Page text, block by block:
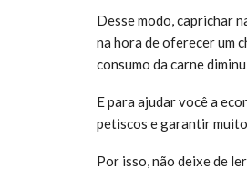
Desse modo, caprichar
na hora de oferecer um
consumo da carne
E para ajudar você a
petiscos e garantir
Por isso, não deixe de